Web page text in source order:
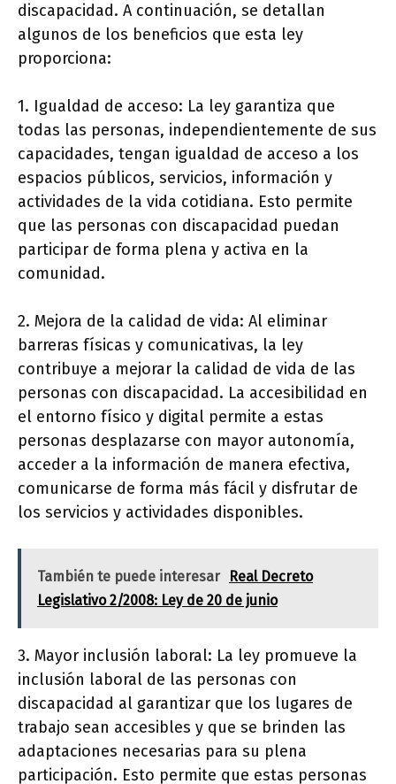
discapacidad. A continuación, se detallan
algunos de los beneficios que esta ley
proporciona:
1. Igualdad de acceso: La ley garantiza que
todas las personas, independientemente de sus
capacidades, tengan igualdad de acceso a los
espacios públicos, servicios, información y
actividades de la vida cotidiana. Esto permite
que las personas con discapacidad puedan
participar de forma plena y activa en la
comunidad.
2. Mejora de la calidad de vida: Al eliminar
barreras físicas y comunicativas, la ley
contribuye a mejorar la calidad de vida de las
personas con discapacidad. La accesibilidad en
el entorno físico y digital permite a estas
personas desplazarse con mayor autonomía,
acceder a la información de manera efectiva,
comunicarse de forma más fácil y disfrutar de
los servicios y actividades disponibles.
También te puede interesar
Real Decreto
Legislativo 2/2008: Ley de 20 de junio
3. Mayor inclusión laboral: La ley promueve la
inclusión laboral de las personas con
discapacidad al garantizar que los lugares de
trabajo sean accesibles y que se brinden las
adaptaciones necesarias para su plena
participación. Esto permite que estas personas